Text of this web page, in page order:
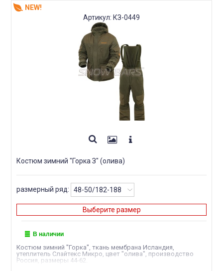
NEW!
Артикул: КЗ-0449
Костюм зимний "Горка З" (олива)
размерный ряд:
Выберите размер
В наличии
Костюм зимний "Горка", ткань мембрана Исландия,
утеплитель Слайтекс Микро, цвет "олива", производство
Россия, размеры 44-62.